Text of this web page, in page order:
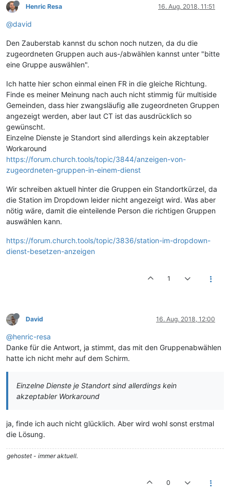
Henric Resa 16. Aug. 2018, 11:51
@david
Den Zauberstab kannst du schon noch nutzen, da du die
zugeordneten Gruppen auch aus-/abwählen kannst unter "bitte
eine Gruppe auswählen".
Ich hatte hier schon einmal einen FR in die gleiche Richtung.
Finde es meiner Meinung nach auch nicht stimmig für multiside
Gemeinden, dass hier zwangsläufig alle zugeordneten Gruppen
angezeigt werden, aber laut CT ist das ausdrücklich so
gewünscht.
Einzelne Dienste je Standort sind allerdings kein akzeptabler
Workaround
https://forum.church.tools/topic/3844/anzeigen-von-
zugeordneten-gruppen-in-einem-dienst
Wir schreiben aktuell hinter die Gruppen ein Standortkürzel, da
die Station im Dropdown leider nicht angezeigt wird. Was aber
nötig wäre, damit die einteilende Person die richtigen Gruppen
auswählen kann.
https://forum.church.tools/topic/3836/station-im-dropdown-
dienst-besetzen-anzeigen
1
David 16. Aug. 2018, 12:00
@henric-resa
Danke für die Antwort, ja stimmt, das mit den Gruppenabwählen
hatte ich nicht mehr auf dem Schirm.
Einzelne Dienste je Standort sind allerdings kein
akzeptabler Workaround
ja, finde ich auch nicht glücklich. Aber wird wohl sonst erstmal
die Lösung.
gehostet - immer aktuell.
0